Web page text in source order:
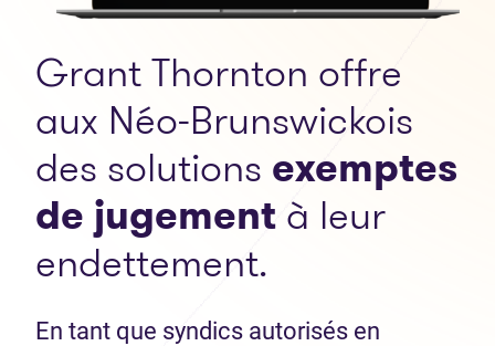
Grant Thornton offre
aux Néo-Brunswickois
des solutions exemptes
de jugementà leur
endettement.
En tant que syndics autorisés en